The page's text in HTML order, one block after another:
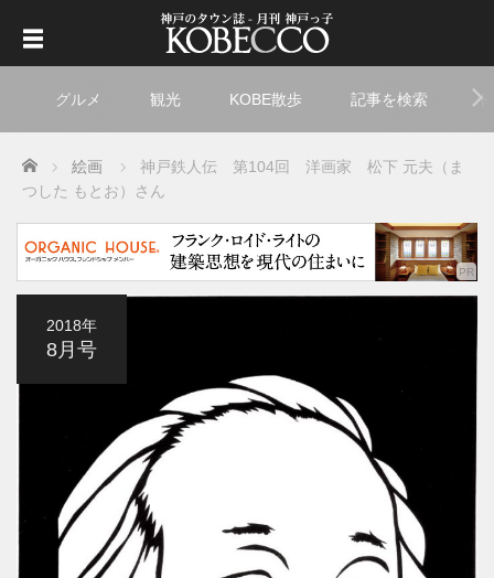
グルメ 観光 KOBE散歩 記事を検索
Home 絵画
神戸鉄人伝 第104回 洋画家 松下 元夫（ま
つした もとお）さん
2018年
8月号